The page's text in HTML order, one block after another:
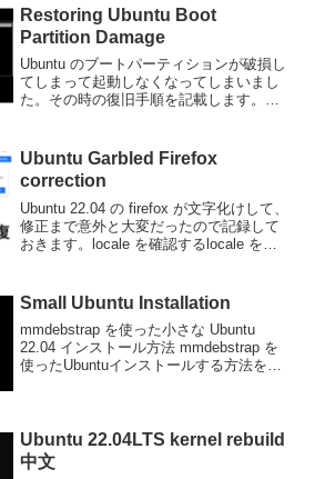
で、記事にしておきます。事前にパッケ
ージを準...
Restoring Ubuntu Boot
Partition Damage
Ubuntu のブートパーティションが破損し
てしまって起動しなくなってしまいまし
た。その時の復旧手順を記載します。
コマンドで破壊してしまいます。ここで
Ubuntu Garbled Firefox
correction
Ubuntu 22.04 の firefox が文字化けして、
修正まで意外と大変だったので記録して
おきます。locale を確認するlocale を確
Small Ubuntu Installation
mmdebstrap を使った小さな Ubuntu
22.04 インストール方法 mmdebstrap を
使ったUbuntuインストールする方法を記
Ubuntu 22.04LTS kernel rebuild
中文